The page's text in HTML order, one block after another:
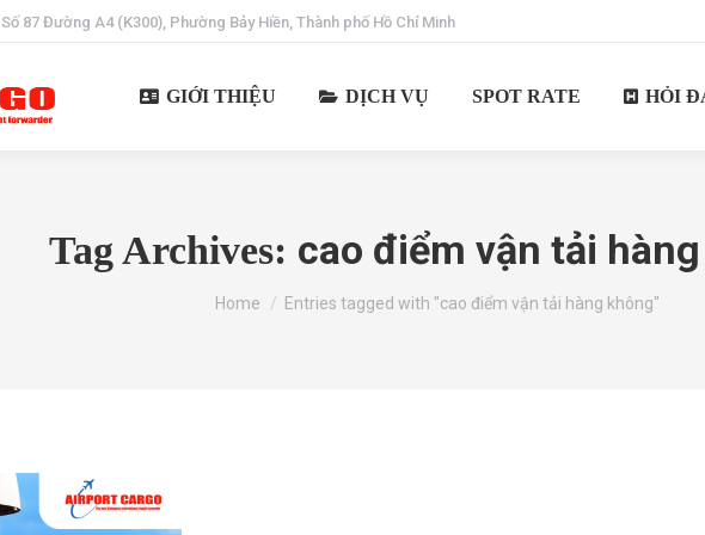
Số 87 Đường A4 (K300), Phường Bảy Hiền, Thành phố Hồ Chí Minh
GIỚI THIỆU DỊCH VỤ SPOT RATE HỎI
Tag Archives: cao điểm vận tải
You are here:
Home Entries tagged with "cao điểm vận tải hàng không"